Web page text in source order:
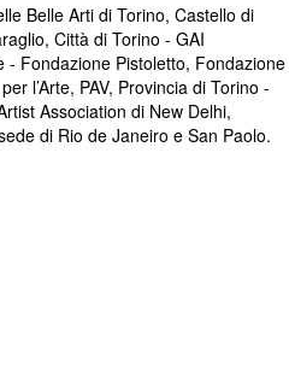
Belle Arti di Torino, Castello di
Città di Torino - GAI
- Fondazione Pistoletto, Fondazione
l’Arte, PAV, Provincia di Torino -
Association di New Delhi,
di Rio de Janeiro e San Paolo.